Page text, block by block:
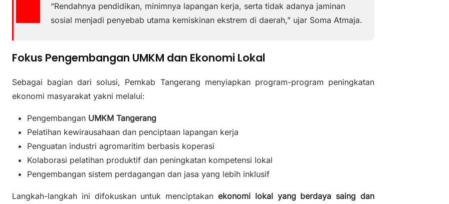
“Rendahnya pendidikan, minimnya lapangan kerja, serta tidak adanya jaminan
sosial menjadi penyebab utama kemiskinan ekstrem di daerah,” ujar Soma Atmaja.
Fokus Pengembangan UMKM dan Ekonomi Lokal
Sebagai bagian dari solusi, Pemkab Tangerang menyiapkan program-program peningkatan
ekonomi masyarakat yakni melalui:
Pengembangan UMKM Tangerang
Pelatihan kewirausahaan dan penciptaan lapangan kerja
Penguatan industri agromaritim berbasis koperasi
Kolaborasi pelatihan produktif dan peningkatan kompetensi lokal
Pengembangan sistem perdagangan dan jasa yang lebih inklusif
Langkah-langkah ini difokuskan untuk menciptakan ekonomi lokal yang berdaya saing dan